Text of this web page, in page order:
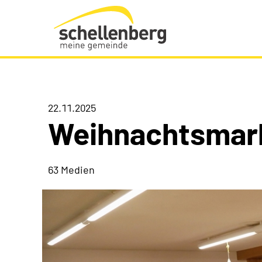
Gemeinde Schellenberg Startseite
22.11.2025
63 Medien